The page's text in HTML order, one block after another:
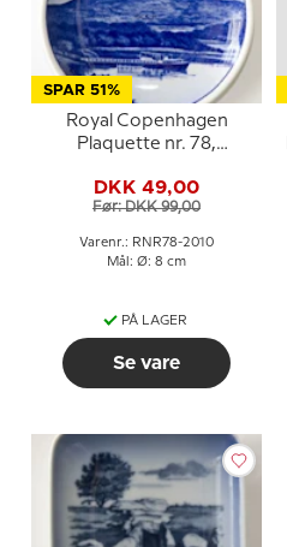
SPAR 51%
Royal Copenhagen
Plaquette nr. 78,
DKK 49,00
Før: DKK 99,00
Varenr.: RNR78-2010
Mål: Ø: 8 cm
PÅ LAGER
Se vare